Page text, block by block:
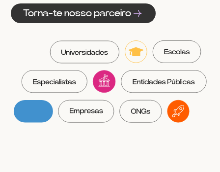
Torna-te nosso parceiro